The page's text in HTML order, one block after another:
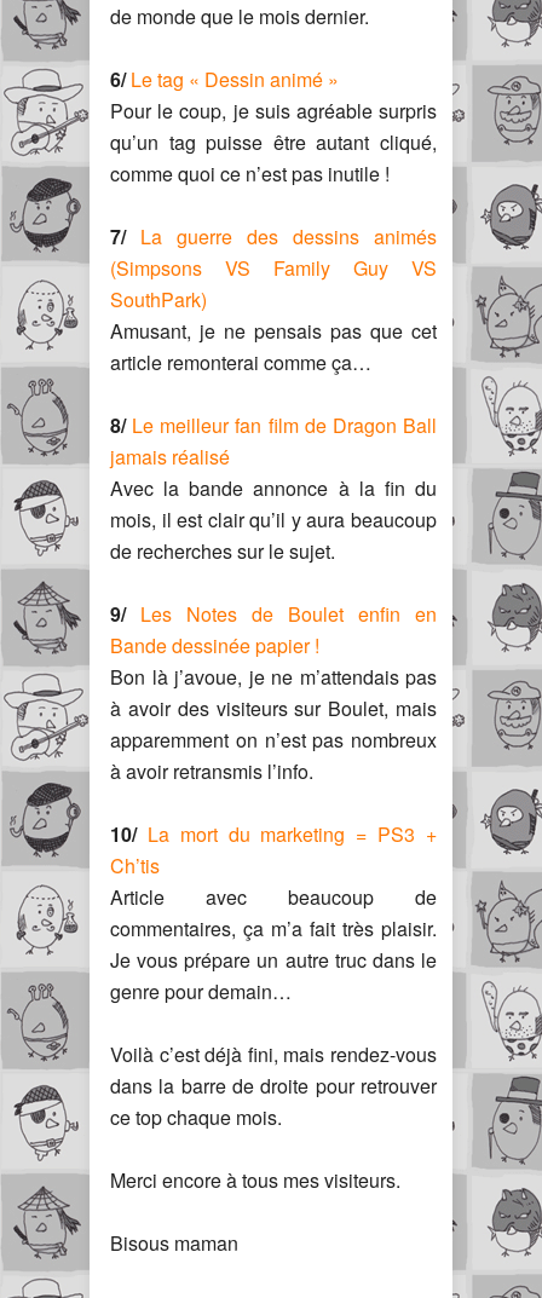
de monde que le mois dernier.
6/ Le tag « Dessin animé »
Pour le coup, je suis agréable surpris
qu’un tag puisse être autant cliqué,
comme quoi ce n’est pas inutile !
7/ La guerre des dessins animés
(Simpsons VS Family Guy VS
SouthPark)
Amusant, je ne pensais pas que cet
article remonterai comme ça…
8/ Le meilleur fan film de Dragon Ball
jamais réalisé
Avec la bande annonce à la fin du
mois, il est clair qu’il y aura beaucoup
de recherches sur le sujet.
9/ Les Notes de Boulet enfin en
Bande dessinée papier !
Bon là j’avoue, je ne m’attendais pas
à avoir des visiteurs sur Boulet, mais
apparemment on n’est pas nombreux
à avoir retransmis l’info.
10/ La mort du marketing = PS3 +
Ch’tis
Article avec beaucoup de
commentaires, ça m’a fait très plaisir.
Je vous prépare un autre truc dans le
genre pour demain…
Voilà c’est déjà fini, mais rendez-vous
dans la barre de droite pour retrouver
ce top chaque mois.
Merci encore à tous mes visiteurs.
Bisous maman